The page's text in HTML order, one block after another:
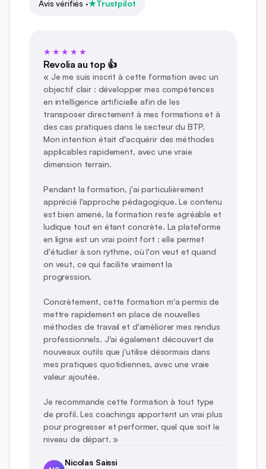
Avis vérifiés · Trustpilot
★★★★★
Revolia au top 👍
« Je me suis inscrit à cette formation avec un
objectif clair : développer mes compétences
en intelligence artificielle afin de les
transposer directement à mes formations et à
des cas pratiques dans le secteur du BTP.
Mon intention était d'acquérir des méthodes
applicables rapidement, avec une vraie
dimension terrain.
Pendant la formation, j'ai particulièrement
apprécié l'approche pédagogique. Le contenu
est bien amené, la formation reste agréable et
ludique tout en étant concrète. La plateforme
en ligne est un vrai point fort : elle permet
d'étudier à son rythme, où l'on veut et quand
on veut, ce qui facilite vraiment la
progression.
Concrètement, cette formation m'a permis de
mettre rapidement en place de nouvelles
méthodes de travail et d'améliorer mes rendus
professionnels. J'ai également découvert de
nouveaux outils que j'utilise désormais dans
mes pratiques quotidiennes, avec une vraie
valeur ajoutée.
Je recommande cette formation à tout type
de profil. Les coachings apportent un vrai plus
pour progresser et performer, quel que soit le
niveau de départ. »
Nicolas Saissi